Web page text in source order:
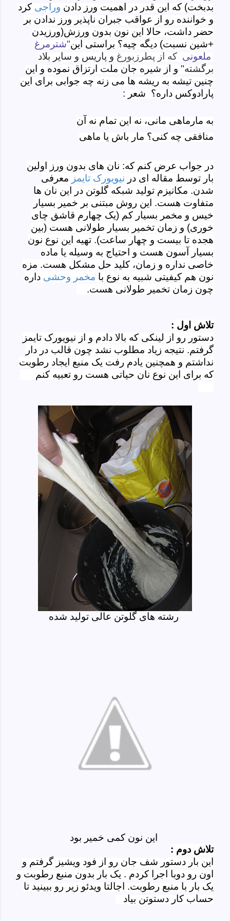
بدبخت) که این قدر در اهمیت ورز دادن وراجی کرد
و خواننده رو از عواقب جبران ناپذیر ورز ندادن بر
حضر داشت، حالا این نون بدون ورزش(ورزیدن
+شین نسبت) دیگه چیه؟ براستی این"شترمرغ
ملعونی كه از پطرزبورغ و پاريس و ساير بلاد
برگشته" و از شیره جان ملت ارتزاق نموده و این
چنین تیشه به ریشه ها می زنه چه جوابی برای این
پارادوکس داره؟ شعر :
به مارماهی مانی، نه این تمام نه آن
منافقی چه کنی؟ مار باش یا ماهی
در جواب عرض کنم که: نان های بدون ورز اولین
بار توسط مقاله ای در نیویورک تایمز معرفی
شدن. مکانیزم تولید شبکه گلوتن در این نان ها
متفاوت هست. این روش مبتنی بر خمیر بسیار
خیس و مخمر بسیار کم (یک چهارم قاشق چای
خوری) و زمان تخمیر بسیار طولانی هست (بین
هجده تا بیست و چهار ساعت). تهیه این نوع نون
بسیار آسون هست و احتیاج به وسیله یا ماده
خاصی نداره و زمان، کلید حل مشکل هست. مزه
نون هم کیفیتی شبیه به نوع با مخمر وحشی داره
چون زمان تخمیر طولانی هست.
تلاش اول :
دستور رو از لینکی که بالا دادم و از نیویورک تایمز
گرفتم. نتیجه زیاد مطلوب نشد چون قالب در دار
نداشتم و همچنین یادم رفت یک منبع ایجاد رطوبت
که برای این نوع نان حیاتی هست رو تعبیه کنم
تلاش دوم :
این بار دستور شف جان رو از فود ویشیز گرفتم و
اون رو دوبا اجرا کردم . یک بار بدون منبع رطوبت و
یک بار با منبع رطوبت. اجالتا ویدئو زیر رو ببینید تا
حساب کار دستوتن بیاد